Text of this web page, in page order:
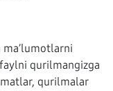
qurilmangizga
qurilmalar